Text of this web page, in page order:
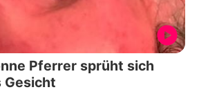
Pferrer sprüht sich
Gesicht